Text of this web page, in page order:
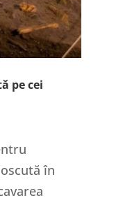
pe cei
în